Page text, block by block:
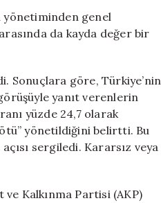
İttifakı
Seçmeninin
için
yönetiminden genel
da kayda değer bir
Sonuçlara göre, Türkiye’nin
yanıt verenlerin
yüzde 24,7 olarak
yönetildiğini belirtti. Bu
sergiledi. Kararsız veya
Kalkınma Partisi (AKP)